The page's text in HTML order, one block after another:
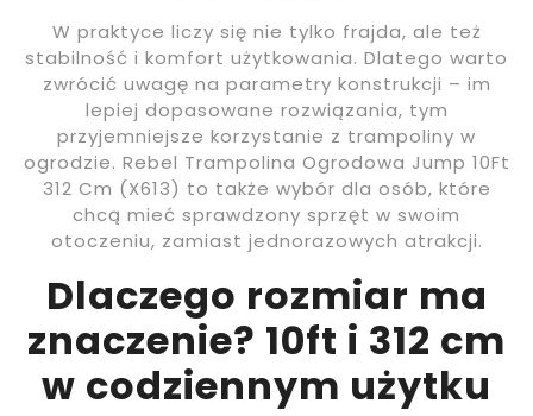
W praktyce liczy się nie tylko frajda, ale też
stabilność i komfort użytkowania. Dlatego warto
zwrócić uwagę na parametry konstrukcji – im
lepiej dopasowane rozwiązania, tym
przyjemniejsze korzystanie z trampoliny w
ogrodzie. Rebel Trampolina Ogrodowa Jump 10Ft
312 Cm (X613) to także wybór dla osób, które
chcą mieć sprawdzony sprzęt w swoim
otoczeniu, zamiast jednorazowych atrakcji.
Dlaczego rozmiar ma
znaczenie? 10ft i 312 cm
w codziennym użytku